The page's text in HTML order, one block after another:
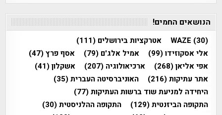
הנושאים החמים!
WAZE (30) אטרקציות בירושלים (111)
אלי אסקוזידו(99) אמיל אלג'ם (79) אסף פרץ(47)
אפי אליאן(268) ארכיאולוגיה (207) אשקלון(41)
אתר עתיקות(216) האוניברסיטה העברית(35)
היחידה למניעת שוד ברשות העתיקות(77)
התקופה הביזנטית(129) התקופה ההלניסטית(30)